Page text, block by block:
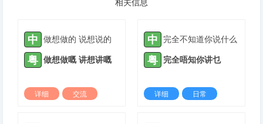
中 做想做的 说想说的
粤 做想做嘅 讲想讲嘅
详细
交流
中 完全不知道你说什么
粤 完全唔知你讲乜
详细
日常